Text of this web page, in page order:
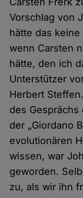
Vorschlag von
hätte das
wenn Carsten
hätte, den ich
Unterstützer
Herbert
des
der „Giordano
evolutionären
wissen, war
geworden.
zu, als wir ihn